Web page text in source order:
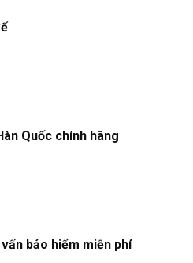
Quốc chính hãng
bảo hiểm miễn phí